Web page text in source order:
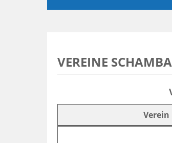
VEREINE
im
Schambach
Verein